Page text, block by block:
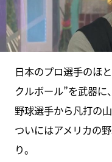
日本のプロ選手のほ
クルボール”を武器に
野球選手から凡打の
ついにはアメリカの
り。